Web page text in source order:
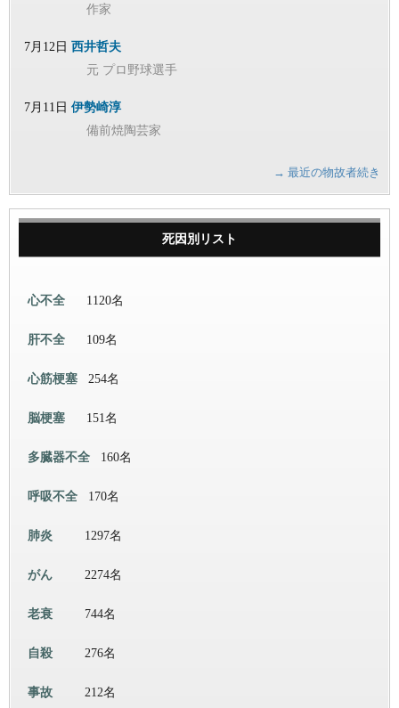
作家
7月12日 西井哲夫
元 プロ野球選手
7月11日 伊勢崎淳
備前焼陶芸家
→ 最近の物故者続き
死因別リスト
心不全 1120名
肝不全 109名
心筋梗塞 254名
脳梗塞 151名
多臓器不全 160名
呼吸不全 170名
肺炎 1297名
がん 2274名
老衰 744名
自殺 276名
事故 212名